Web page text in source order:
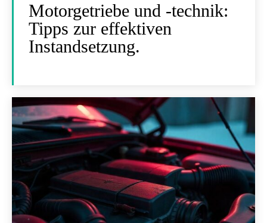
Motorgetriebe und -technik:
Tipps zur effektiven
Instandsetzung.